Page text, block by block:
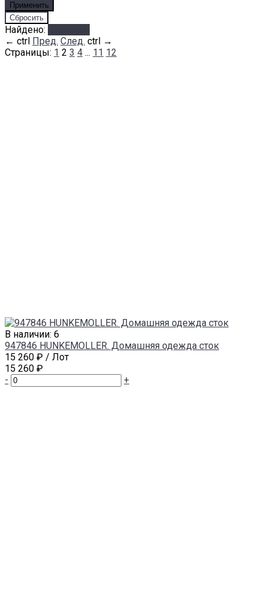
Найдено:
← ctrl Пред. След. ctrl →
Страницы: 1 2 3 4 ... 11 12
В наличии: 6
947846 HUNKEMOLLER. Домашняя одежда сток
15 260 ₽ / Лот
15 260 ₽
-
+